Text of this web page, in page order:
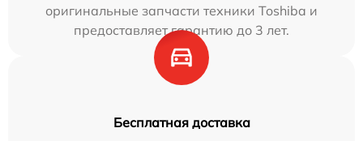
оригинальные запчасти техники Toshiba и
предоставляет гарантию до 3 лет.
Бесплатная доставка